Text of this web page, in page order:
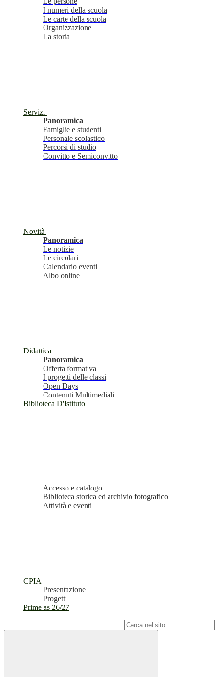
I numeri della scuola
Le carte della scuola
Organizzazione
La storia
Servizi
Panoramica
Famiglie e studenti
Personale scolastico
Percorsi di studio
Convitto e Semiconvitto
Novità
Panoramica
Le notizie
Le circolari
Calendario eventi
Albo online
Didattica
Panoramica
Offerta formativa
I progetti delle classi
Open Days
Contenuti Multimediali
Biblioteca D'Istituto
Accesso e catalogo
Biblioteca storica ed archivio fotografico
Attività e eventi
CPIA
Presentazione
Progetti
Prime as 26/27